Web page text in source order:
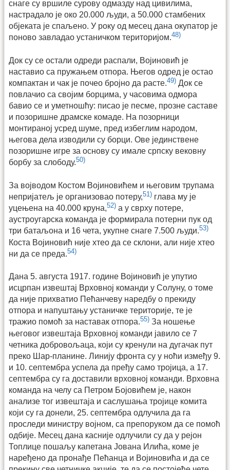
снаге су вршиле сурову одмазду над цивилима,
настрадало је око 20.000 људи, а 50.000 стамбених
објеката је спаљено. У року од месец дана окупатор је
поново завладао устаничком територијом.48)
Док су се остали одреди распали, Војиновић је
наставио са пружањем отпора. Његов одред је остао
компактан и чак је почео бројно да расте.49) Док се
повлачио са својим борцима, у часовима одмора
бавио се и уметношћу: писао је песме, прозне саставе
и позоришне драмске комаде. На позорници
монтираној усред шуме, пред избеглим народом,
његова дела изводили су борци. Ове јединствене
позоришне игре за основу су имале српску вековну
борбу за слободу.50)
За војводом Костом Војиновићем и његовим трупама
непријатељ је организовао потеру,51) глава му је
уцењена на 40.000 круна,52) а у сврху потере,
аустроугарска команда је формирала потерни пук од
три батаљона и 16 чета, укупне снаге 7.500 људи.53)
Коста Војиновић није хтео да се склони, али није хтео
ни да се преда.54)
Дана 5. августа 1917. године Војиновић је упутио
исцрпан извештај Врховној команди у Солуну, о томе
да није прихватио Пећанчеву наредбу о прекиду
отпора и напуштању устаничке територије, те је
тражио помоћ за наставак отпора.55) За ношење
његовог извештаја Врховној команди јавило се 7
четника добровољаца, који су кренули на дугачак пут
преко Шар-планине. Линију фронта су у ноћи између 9.
и 10. септембра успела да пређу само тројица, а 17.
септембра су га доставили врховној команди. Врховна
команда на челу са Петром Бојовићем је, након
анализе тог извештаја и саслушања тројице комита
који су га донели, 25. септембра одлучила да га
проследи министру војном, са препоруком да се помоћ
одбије. Месец дана касније одлучили су да у рејон
Топлице пошаљу капетана Јована Илића, коме је
наређено да пронађе Пећанца и Војиновића и да се